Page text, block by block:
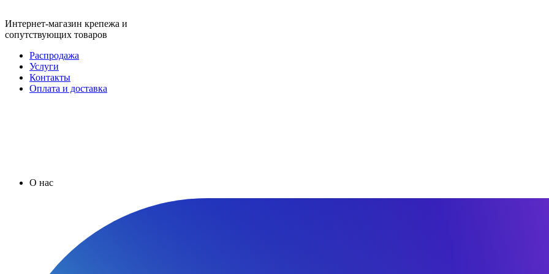
Интернет-магазин крепежа и
сопутствующих товаров
Распродажа
Услуги
Контакты
Оплата и доставка
О нас